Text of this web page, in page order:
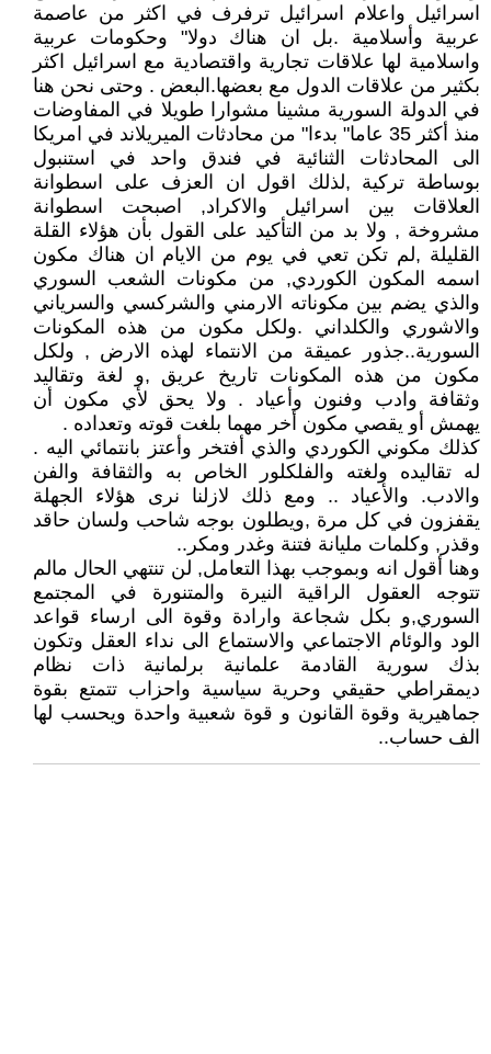
اسرائيل واعلام اسرائيل ترفرف في اكثر من عاصمة
عربية وأسلامية .بل ان هناك دولا" وحكومات عربية
واسلامية لها علاقات تجارية واقتصادية مع اسرائيل اكثر
بكثير من علاقات الدول مع بعضها.البعض . وحتى نحن هنا
في الدولة السورية مشينا مشوارا طويلا في المفاوضات
منذ أكثر 35 عاما" بدءا" من محادثات الميريلاند في امريكا
الى المحادثات الثنائية في فندق واحد في استنبول
بوساطة تركية ,لذلك اقول ان العزف على اسطوانة
العلاقات بين اسرائيل والاكراد, اصبحت اسطوانة
مشروخة , ولا بد من التأكيد على القول بأن هؤلاء القلة
القليلة ,لم تكن تعي في يوم من الايام ان هناك مكون
اسمه المكون الكوردي, من مكونات الشعب السوري
والذي يضم بين مكوناته الارمني والشركسي والسرياني
والاشوري والكلداني .ولكل مكون من هذه المكونات
السورية..جذور عميقة من الانتماء لهذه الارض , ولكل
مكون من هذه المكونات تاريخ عريق ,و لغة وتقاليد
وثقافة وادب وفنون وأعياد . ولا يحق لأي مكون أن
يهمش أو يقصي مكون أخر مهما بلغت قوته وتعداده .
كذلك مكوني الكوردي والذي أفتخر وأعتز بانتمائي اليه .
له تقاليده ولغته والفلكلور الخاص به والثقافة والفن
والادب. والأعياد .. ومع ذلك لازلنا نرى هؤلاء الجهلة
يقفزون في كل مرة ,ويطلون بوجه شاحب ولسان حاقد
وقذر, وكلمات مليانة فتنة وغدر ومكر..
وهنا أقول انه وبموجب بهذا التعامل, لن تنتهي الحال مالم
تتوجه العقول الراقية النيرة والمتنورة في المجتمع
السوري,و بكل شجاعة وارادة وقوة الى ارساء قواعد
الود والوئام الاجتماعي والاستماع الى نداء العقل وتكون
بذك سورية القادمة علمانية برلمانية ذات نظام
ديمقراطي حقيقي وحرية سياسية واحزاب تتمتع بقوة
جماهيرية وقوة القانون و قوة شعبية واحدة ويحسب لها
الف حساب..